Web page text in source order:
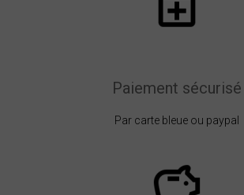
Paiement sécurisé
Par carte bleue ou paypal